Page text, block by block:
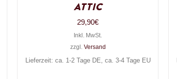
Attic
29,90€
Inkl. MwSt.
zzgl. Versand
Lieferzeit: ca. 1-2 Tage DE, ca. 3-4 Tage EU